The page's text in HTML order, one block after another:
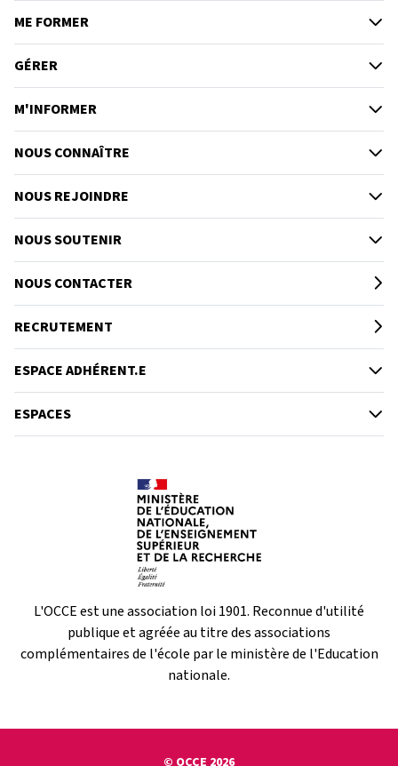
ME FORMER
GÉRER
M'INFORMER
NOUS CONNAÎTRE
NOUS REJOINDRE
NOUS SOUTENIR
NOUS CONTACTER
RECRUTEMENT
ESPACE ADHÉRENT.E
ESPACES
L'OCCE est une association loi 1901. Reconnue d'utilité
publique et agréée au titre des associations
complémentaires de l'école par le ministère de l'Education
nationale.
© OCCE 2026